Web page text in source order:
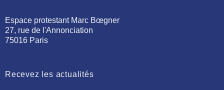
Espace protestant Marc Bœgner
27, rue de l'Annonciation
75016 Paris
Recevez les actualités